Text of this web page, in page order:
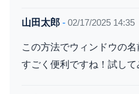
山田太郎 - 02/17/2025 14:35
この方法でウィンドウの名
すごく便利ですね！試して